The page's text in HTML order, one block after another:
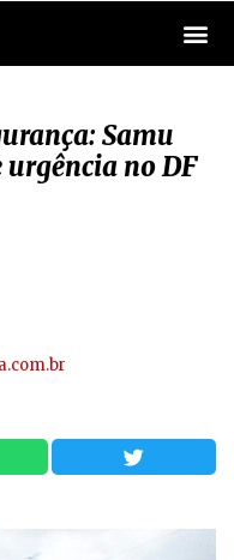
Samu
no DF